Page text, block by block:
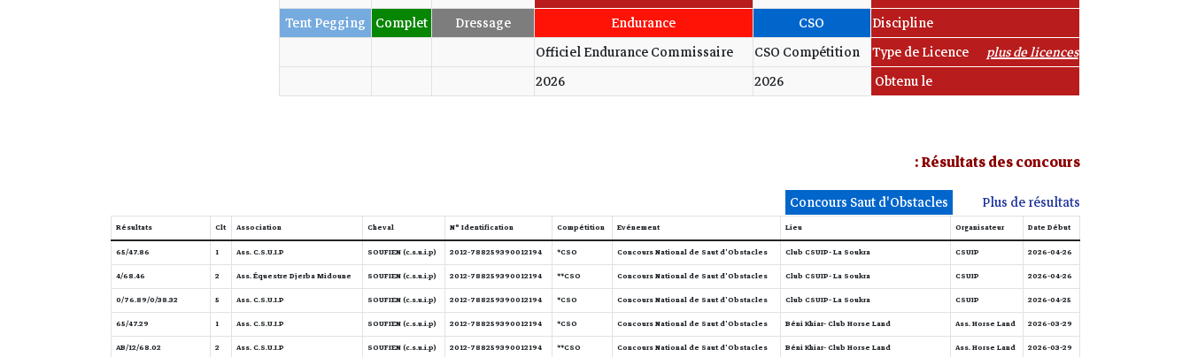
Discipline
CSO
Endurance
Dressage
Complet
Tent Pegging
Type de Licence
plus de licences
CSO Compétition
Officiel Endurance Commissaire
Obtenu le
2026
2026
Résultats des concours :
Concours Saut d'Obstacles Plus de résultats
Date Début
Organisateur
Lieu
Evénement
Compétition
N° Identification
Cheval
Association
Clt
Résultats
2026-04-26
CSUIP
Club CSUIP- La Soukra
Concours National de Saut d'Obstacles
CSO*
2012-788259390012194
SOUFIEN (c.s.u.i.p)
Ass. C.S.U.I.P
1
65/47.86
2026-04-26
CSUIP
Club CSUIP- La Soukra
Concours National de Saut d'Obstacles
CSO**
2012-788259390012194
SOUFIEN (c.s.u.i.p)
Ass. Équestre Djerba Midoune
2
4/68.46
2026-04-25
CSUIP
Club CSUIP- La Soukra
Concours National de Saut d'Obstacles
CSO*
2012-788259390012194
SOUFIEN (c.s.u.i.p)
Ass. C.S.U.I.P
5
0/76.89/0/38.32
2026-03-29
Ass. Horse Land
Béni Khiar- Club Horse Land
Concours National de Saut d'Obstacles
CSO*
2012-788259390012194
SOUFIEN (c.s.u.i.p)
Ass. C.S.U.I.P
1
65/47.29
2026-03-29
Ass. Horse Land
Béni Khiar- Club Horse Land
Concours National de Saut d'Obstacles
CSO**
2012-788259390012194
SOUFIEN (c.s.u.i.p)
Ass. C.S.U.I.P
2
12/68.02/AB